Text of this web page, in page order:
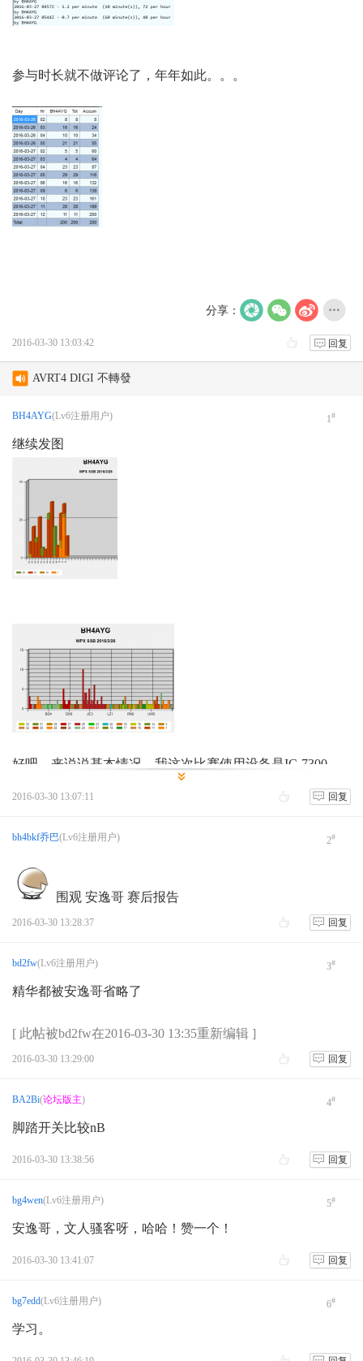
参与时长就不做评论了，年年如此。。。
分享：
2016-03-30 13:03:42 回复
test
AVRT4 DIGI 不轉發
AS-158海岛编号的诞生
月坨岛登上IOTA海岛名单始末
更改账号名称
请教一下阳台鱼竿天线的另一根振子
BH4AYG(Lv6注册用户) 1#
继续发图
好吧，来说说基本情况，我这次比赛使用设备是IC-7300，
天线是740正V。因为最近相对比较忙，没有做任何准备。
也许是7300太新了，就在比赛前一周，N1mm+的设置里
没问题，但是N1mm+就不行，不知道问题出在哪里。结果
连接就没啥问题。实在没时间搞预置语音及自动呼叫啥的，
想想这两天还一直有事，估计也不可能有很长时间参与比
赛，就坚持用人工呼叫了。
4就是台咪PTT的节奏
转接头是自制的，和7200通用，这样可以用耳麦，腾出手来
7300还是不错的，此处省略5000字。。。
2016-03-30 13:07:11 回复
bh4bkf乔巴(Lv6注册用户) 2#
围观 安逸哥 赛后报告
2016-03-30 13:28:37 回复
bd2fw(Lv6注册用户) 3#
精华都被安逸哥省略了
[ 此帖被bd2fw在2016-03-30 13:35重新编辑 ]
2016-03-30 13:29:00 回复
BA2Bi(论坛版主) 4#
脚踏开关比较nB
2016-03-30 13:38:56 回复
bg4wen(Lv6注册用户) 5#
安逸哥，文人骚客呀，哈哈！赞一个！
2016-03-30 13:41:07 回复
bg7edd(Lv6注册用户) 6#
学习。